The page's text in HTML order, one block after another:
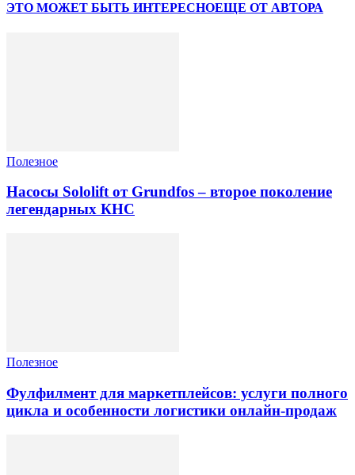
ЭТО МОЖЕТ БЫТЬ ИНТЕРЕСНОЕЩЕ ОТ АВТОРА
Полезное
Насосы Sololift от Grundfos – второе поколение
легендарных КНС
Полезное
Фулфилмент для маркетплейсов: услуги полного
цикла и особенности логистики онлайн-продаж